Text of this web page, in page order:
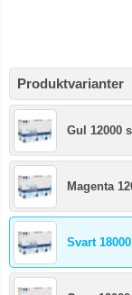
Produktvarianter
Gul 12000
Magenta
Svart